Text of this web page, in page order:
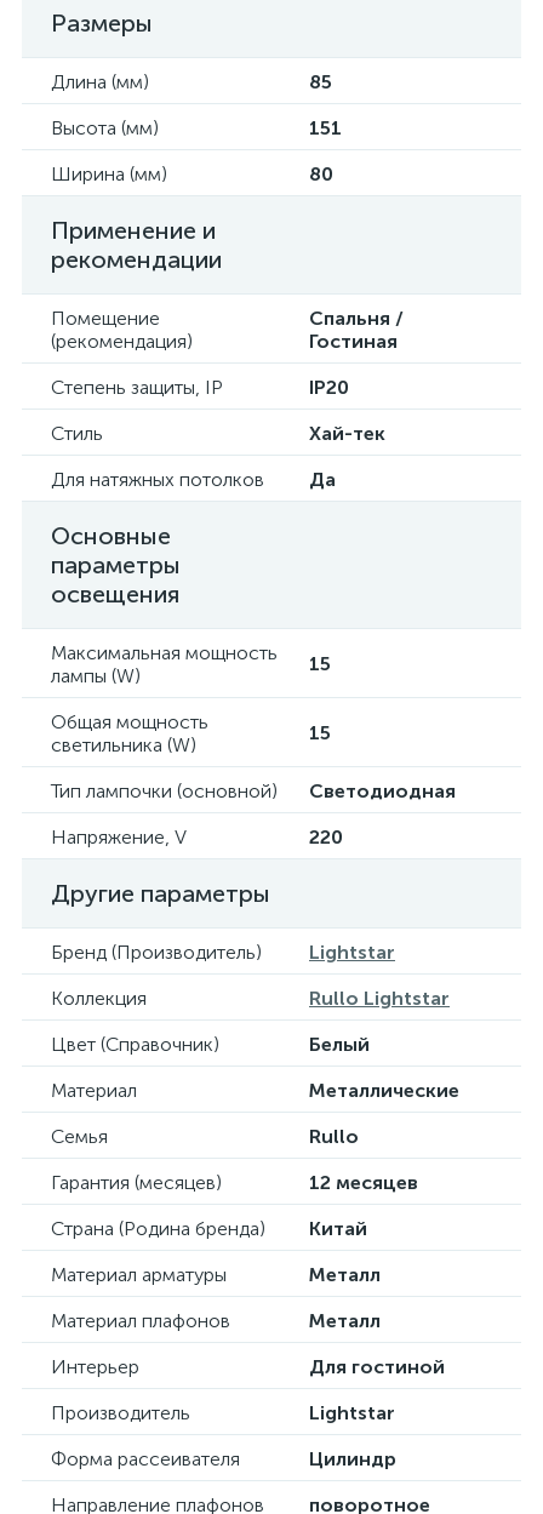
Размеры
Длина (мм)
85
Высота (мм)
151
Ширина (мм)
80
Применение и
рекомендации
Помещение
(рекомендация)
Спальня /
Гостиная
Степень защиты, IP
IP20
Стиль
Хай-тек
Для натяжных потолков
Да
Основные
параметры
освещения
Максимальная мощность
лампы (W)
15
Общая мощность
светильника (W)
15
Тип лампочки (основной)
Светодиодная
Напряжение, V
220
Другие параметры
Бренд (Производитель)
Lightstar
Коллекция
Rullo Lightstar
Цвет (Справочник)
Белый
Материал
Металлические
Семья
Rullo
Гарантия (месяцев)
12 месяцев
Страна (Родина бренда)
Китай
Материал арматуры
Металл
Материал плафонов
Металл
Интерьер
Для гостиной
Производитель
Lightstar
Форма рассеивателя
Цилиндр
Направление плафонов
поворотное